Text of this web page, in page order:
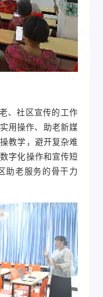
、社区宣传的工作
用操作、助老新媒
教学，避开复杂难
字化操作和宣传短
助老服务的骨干力